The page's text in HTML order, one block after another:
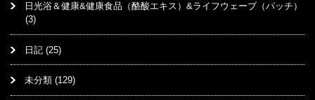
日光浴＆健康&健康食品（酪酸エキス）&ライフウェーブ（パッチ）
(3)
日記 (25)
未分類 (129)